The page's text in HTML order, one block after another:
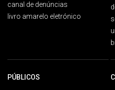
canal de denúncias
livro amarelo eletrónico
PÚBLICOS